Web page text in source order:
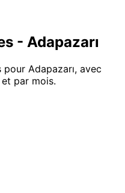
- Adapazarı
Adapazarı, avec
par mois.